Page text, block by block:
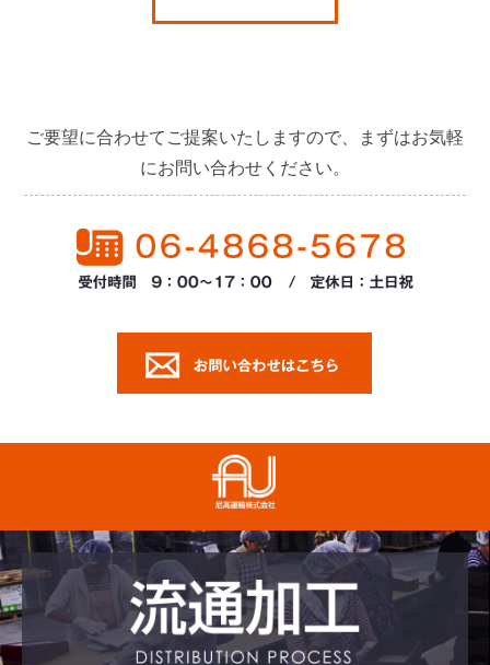
ご要望に合わせてご提案いたしますので、まずはお気軽
にお問い合わせください。